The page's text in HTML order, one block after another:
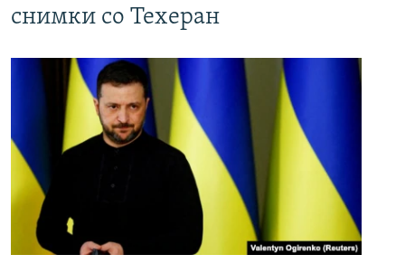
снимки со Техеран